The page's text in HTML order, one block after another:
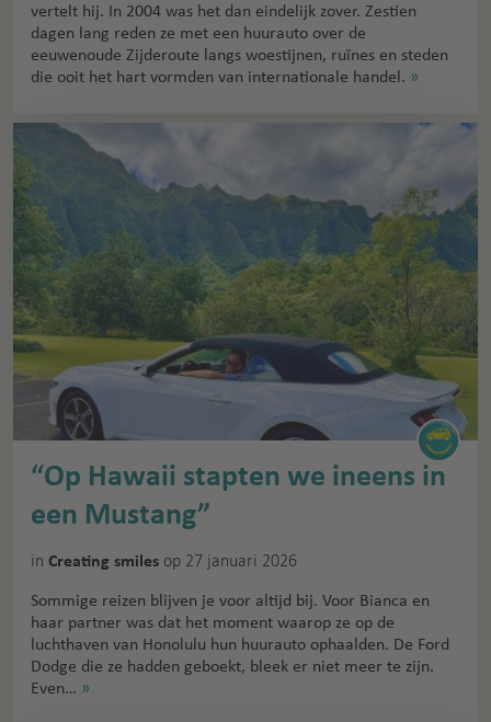
vertelt hij. In 2004 was het dan eindelijk zover. Zestien
dagen lang reden ze met een huurauto over de
eeuwenoude Zijderoute langs woestijnen, ruïnes en steden
die ooit het hart vormden van internationale handel. »
“Op Hawaii stapten we ineens in
een Mustang”
in Creating smiles op 27 januari 2026
Sommige reizen blijven je voor altijd bij. Voor Bianca en
haar partner was dat het moment waarop ze op de
luchthaven van Honolulu hun huurauto ophaalden. De Ford
Dodge die ze hadden geboekt, bleek er niet meer te zijn.
Even… »